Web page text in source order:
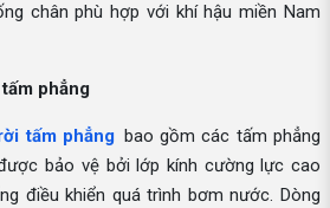
chân phù hợp với khí hậu miền Nam
phẳng
tấm phẳng bao gồm các tấm phẳng
bảo vệ bởi lớp kính cường lực cao
điều khiển quá trình bơm nước. Dòng